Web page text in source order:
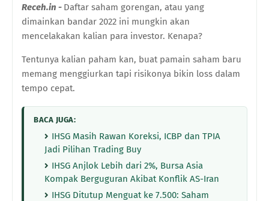
Receh.in - Daftar saham gorengan, atau yang
dimainkan bandar 2022 ini mungkin akan
mencelakakan kalian para investor. Kenapa?
Tentunya kalian paham kan, buat pamain saham baru
memang menggiurkan tapi risikonya bikin loss dalam
tempo cepat.
BACA JUGA:
IHSG Masih Rawan Koreksi, ICBP dan TPIA
Jadi Pilihan Trading Buy
IHSG Anjlok Lebih dari 2%, Bursa Asia
Kompak Berguguran Akibat Konflik AS-Iran
IHSG Ditutup Menguat ke 7.500: Saham